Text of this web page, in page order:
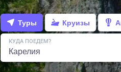
Туры Круизы
КУДА ПОЕДЕМ?